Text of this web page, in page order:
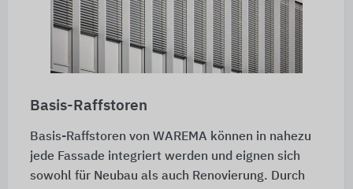
Basis-Raffstoren
Basis-Raffstoren von WAREMA können in nahezu
jede Fassade integriert werden und eignen sich
sowohl für Neubau als auch Renovierung. Durch